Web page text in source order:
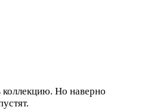
коллекцию. Но наверно